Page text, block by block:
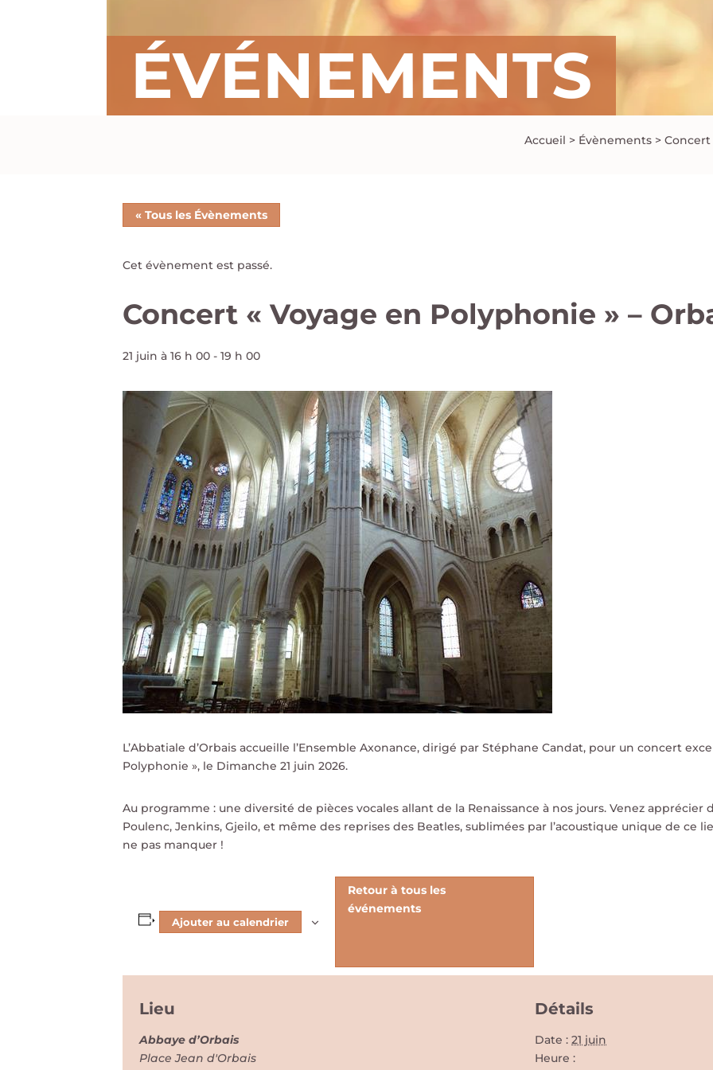
ÉVÉNEMENTS
Accueil > Évènements> Concert
« Tous les Évènements
Cet évènement est passé.
Concert « Voyage en Polyphonie » –
21 juin à 16 h 00 -19 h 00
L’Abbatiale d’Orbais accueille l’Ensemble Axonance, dirigé par Stéphane Candat, pour un concert
Polyphonie », le Dimanche 21 juin 2026.
Au programme : une diversité de pièces vocales allant de la Renaissance à nos jours. Venez apprécier
Poulenc, Jenkins, Gjeilo, et même des reprises des Beatles, sublimées par l’acoustique unique de ce
ne pas manquer !
Ajouter au calendrier
Détails
Date : 21 juin
Heure :
Lieu
Abbaye d’Orbais
Place Jean d'Orbais
Retour à tous les
événements